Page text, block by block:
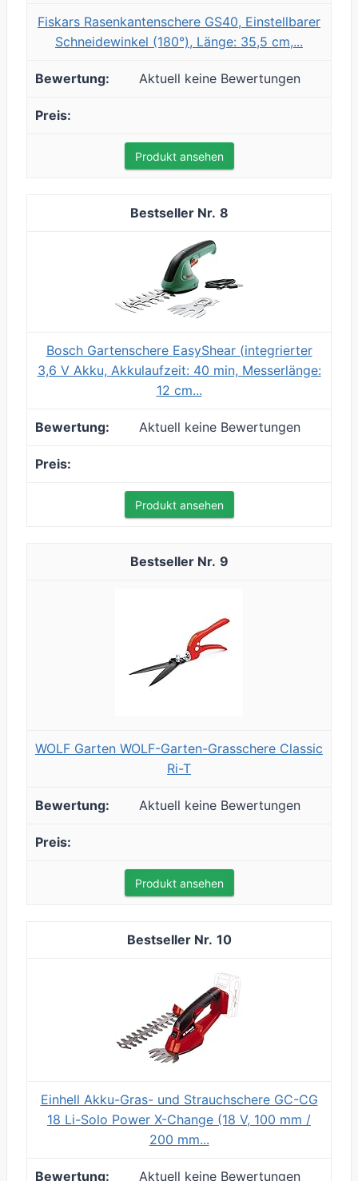
Fiskars Rasenkantenschere GS40, Einstellbarer
Schneidewinkel (180°), Länge: 35,5 cm,...
Aktuell keine Bewertungen
Produkt ansehen
8
Bosch Gartenschere EasyShear (integrierter
3,6 V Akku, Akkulaufzeit: 40 min, Messerlänge:
12 cm...
Aktuell keine Bewertungen
Produkt ansehen
9
WOLF Garten WOLF-Garten-Grasschere Classic
Ri-T
Aktuell keine Bewertungen
Produkt ansehen
10
Einhell Akku-Gras- und Strauchschere GC-CG
18 Li-Solo Power X-Change (18 V, 100 mm /
200 mm...
Aktuell keine Bewertungen